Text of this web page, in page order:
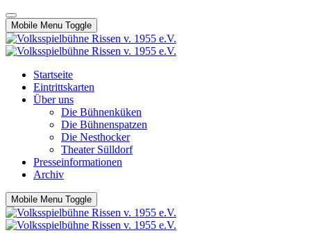
Mobile Menu Toggle
Startseite
Eintrittskarten
Über uns
Die Bühnenküken
Die Bühnenspatzen
Die Nesthocker
Theater Sülldorf
Presseinformationen
Archiv
Mobile Menu Toggle